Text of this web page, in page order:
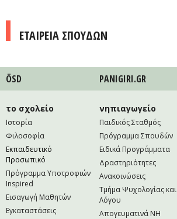
ΕΤΑΙΡΕΙΑ ΣΠΟΥΔΩΝ
ÖSD PANIGIRI.GR
το σχολείο
Ιστορία
Φιλοσοφία
Εκπαιδευτικό
Προσωπικό
Πρόγραμμα Υποτροφιών
Inspired
Εισαγωγή Μαθητών
Εγκαταστάσεις
νηπιαγωγείο
Παιδικός Σταθμός
Πρόγραμμα Σπουδών
Ειδικά Προγράμματα
Δραστηριότητες
Ανακοινώσεις
Τμήμα Ψυχολογίας και
Λόγου
Απογευματινά NH